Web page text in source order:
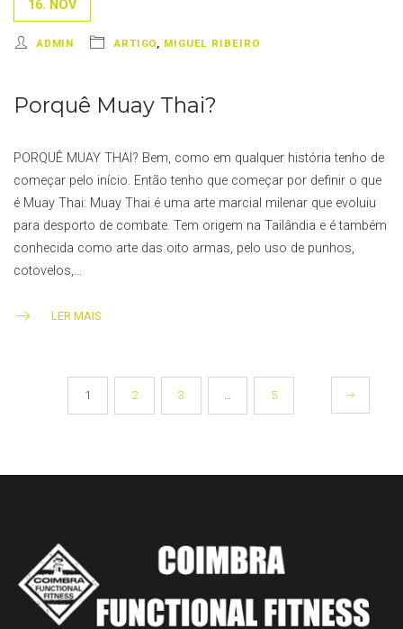
16. NOV
ADMIN ARTIGO, MIGUEL RIBEIRO
Porquê Muay Thai?
PORQUÊ MUAY THAI? Bem, como em qualquer história tenho de
começar pelo início. Então tenho que começar por definir o que
é Muay Thai: Muay Thai é uma arte marcial milenar que evoluiu
para desporto de combate. Tem origem na Tailândia e é também
conhecida como arte das oito armas, pelo uso de punhos,
cotovelos,…
LER MAIS
NAVEGAÇÃO
1 2 3 … 5